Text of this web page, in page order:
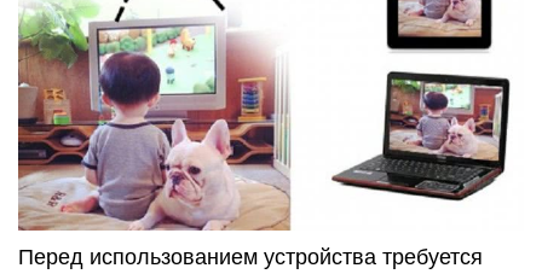
Перед использованием устройства требуется